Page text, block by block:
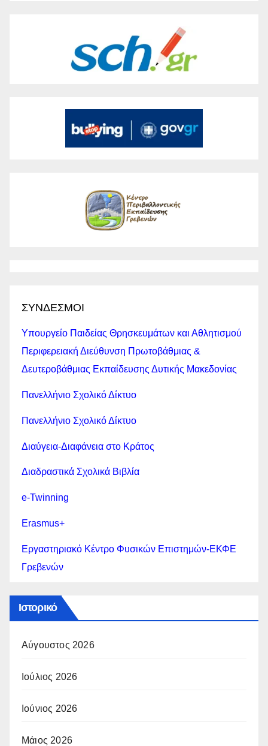
ΣΥΝΔΕΣΜΟΙ
Υπουργείο Παιδείας Θρησκευμάτων και Αθλητισμού
Περιφερειακή Διεύθυνση Πρωτοβάθμιας &
Δευτεροβάθμιας Εκπαίδευσης Δυτικής Μακεδονίας
Πανελλήνιο Σχολικό Δίκτυο
Πανελλήνιο Σχολικό Δίκτυο
Διαύγεια-Διαφάνεια στο Κράτος
Διαδραστικά Σχολικά Βιβλία
e-Twinning
Erasmus+
Εργαστηριακό Κέντρο Φυσικών Επιστημών-ΕΚΦΕ
Γρεβενών
Ιστορικό
Αύγουστος 2026
Ιούλιος 2026
Ιούνιος 2026
Μάιος 2026